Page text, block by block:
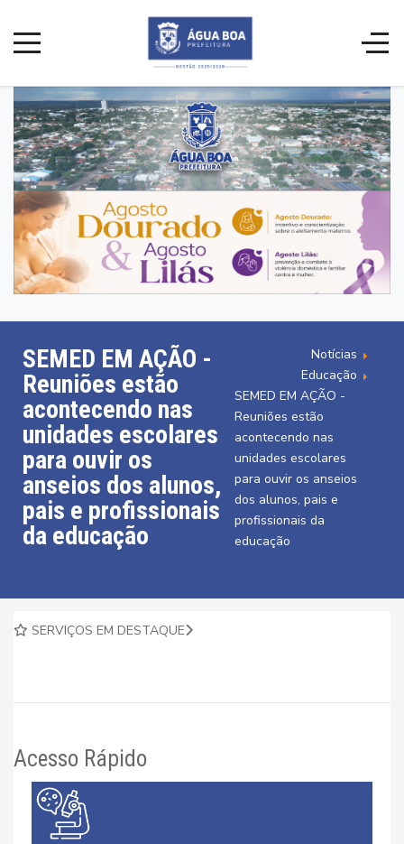
SEMED EM AÇÃO -
Reuniões estão
acontecendo nas
unidades escolares
para ouvir os
anseios dos alunos,
pais e profissionais
da educação
Notícias
Educação
SEMED EM AÇÃO -
Reuniões estão
acontecendo nas
unidades escolares
para ouvir os anseios
dos alunos, pais e
profissionais da
educação
SERVIÇOS EM DESTAQUE
Acesso Rápido